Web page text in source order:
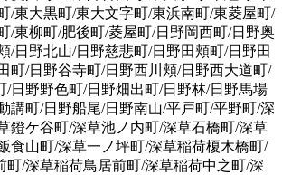
/東大黒町/東大文字町/東浜南町/東菱屋町/
/東柳町/肥後町/菱屋町/日野岡西町/日野奥
/日野北山/日野慈悲町/日野田頬町/日野田
町/日野谷寺町/日野西川頬/日野西大道町/
/日野野色町/日野畑出町/日野林/日野馬場
講町/日野船尾/日野南山/平戸町/平野町/深
鐙ケ谷町/深草池ノ内町/深草石橋町/深草
食山町/深草一ノ坪町/深草稲荷榎木橋町/
町/深草稲荷鳥居前町/深草稲荷中之町/深